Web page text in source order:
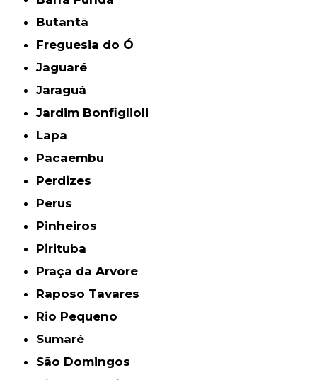
Butantã
Freguesia do Ó
Jaguaré
Jaraguá
Jardim Bonfiglioli
Lapa
Pacaembu
Perdizes
Perus
Pinheiros
Pirituba
Praça da Arvore
Raposo Tavares
Rio Pequeno
Sumaré
São Domingos